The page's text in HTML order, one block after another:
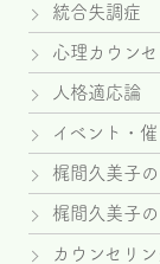
統合失調症
心理カウン
人格適応論
イベント・
梶間久美子の
梶間久美子
カウンセリ